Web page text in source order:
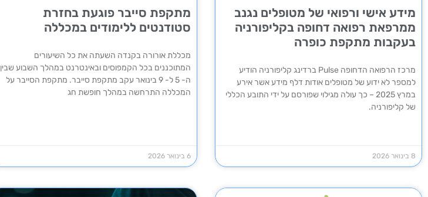
מידע אישי ורפואי של מטופלים נגנב
ממרפאת רפואה דחופה בקליפורניה
בעקבות מתקפת כופרה
מרכז הרפואה הדחופה Pulse ברדינג קליפורניה הודיע
למספר לא ידוע של מטופלים אודות דלף מידע אשר אירע
במרץ 2025 – כך עולה מגילוי שפורסם על ידי התובע הכללי
של קליפורניה.
8 בינואר 2026
מתקפת סייבר פוגעת בחזרת
סטודנטים ללימודים במכללה
מכללת אורורה בקנדה השעתה את כל השיעורים
המתוכננים בכל הקמפוסים ובאינטרנט במהלך השבוע שבין
ה- 5 ל- 9 בינואר עקב מתקפת סייבר. מתקפת הסייבר על
המכללה התרחשה במהלך חופשת חג
6 בינואר 2026